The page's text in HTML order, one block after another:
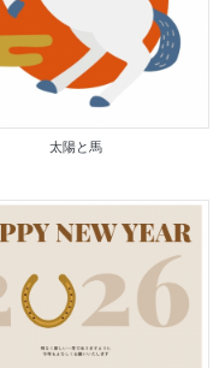
太陽と馬